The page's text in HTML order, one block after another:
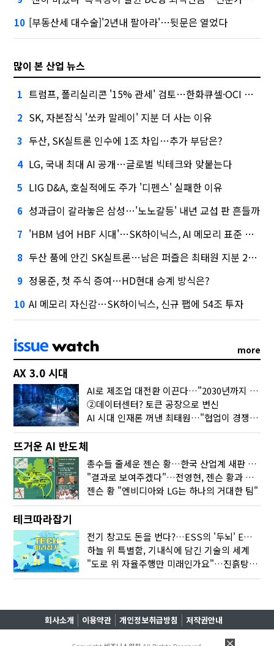
10 [부동산세 대수술]'2년내 팔아라'…뒷문은 열었다
많이 본 산업 뉴스
1 트럼프, 폴리실리콘 '15% 관세' 검토…한화큐셀·OCI 영향은?
2 SK, 자본잠식 '쏘카 말레이' 지분 더 사는 이유
3 두산, SK실트론 인수에 1조 차입…추가 부담은?
4 LG, 국내 최대 AI 공개…글로벌 빅테크와 맞붙는다
5 LIG D&A, 호실적에도 주가 '디펜스' 실패한 이유
6 성과급이 갈라놓은 삼성…'노노갈등' 내년 교섭 판 흔들까
7 'HBM 넘어 HBF 시대'…SK하이닉스, AI 메모리 표준 선점 나섰다
8 두산 품에 안긴 SK실트론…남은 퍼즐은 최태원 지분 29.4%
9 정몽준, 첫 주식 증여…HD현대 승계 방식은?
10 AI 메모리 자신감…SK하이닉스, 신규 팹에 54조 투자
more
AX 3.0 시대
AI로 제조업 대전환 이끈다…"2030년까지 민관합동 20조 투자"
②데이터센터? 토큰 공장으로 변신
AI 시대 인재론 꺼낸 최태원…"협업이 경쟁력"
뜨거운 AI 반도체
총수들 줄세운 젠슨 황…한국 산업계 새판 짰다
"결과로 보여주겠다"…전영현, 젠슨 황과 HBM5 논의
젠슨 황 "엔비디아와 LG는 하나의 거대한 팀"
테크따라잡기
전기 창고도 돈을 번다?…ESS의 '두뇌' EMO가 뭐길래
하늘 위 특별함, 기내식에 담긴 기술의 세계
"도로 위 자율주행만 미래인가요"…진흙탕서 길 내는 HD현대 AI 기술
회사소개 이용약관 개인정보취급방침 저작권안내